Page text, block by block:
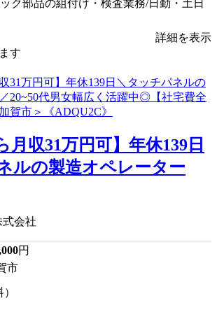
ク部品の組付け・検査業務/日勤・土日
詳細を表示
す
月収31万円可】年休139日
ルの製造オペレーター
会社
円
市